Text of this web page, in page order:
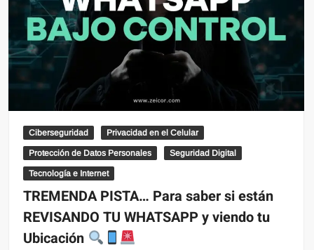
Ciberseguridad Privacidad en el Celular
Protección de Datos Personales Seguridad Digital
Tecnología e Internet
TREMENDA PISTA… Para saber si están
REVISANDO TU WHATSAPP y viendo tu
Ubicación